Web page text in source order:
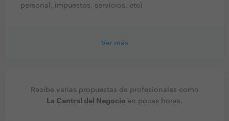
personal, impuestos, servicios, etc)
Ver más
Recibe varias propuestas de profesionales como
La Central del Negocio en pocas horas.